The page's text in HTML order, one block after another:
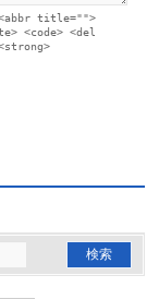
title="">
<code> <del